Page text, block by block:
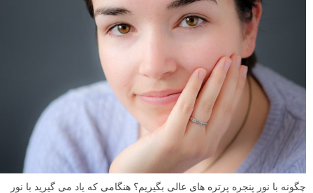
چگونه با نور پنجره پرتره های عالی بگیریم؟ هنگامی که یاد می گیرید با نور